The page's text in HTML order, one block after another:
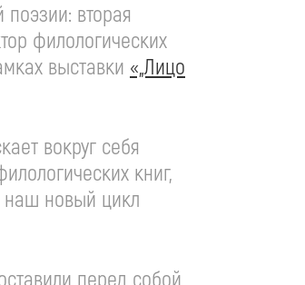
вторая
филологических
выставки «„Лицо
вокруг себя
книг,
наш новый цикл